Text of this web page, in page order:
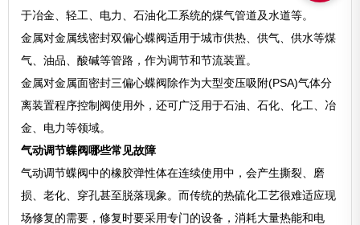
于冶金、轻工、电力、石油化工系统的煤气管道及水道等。
金属对金属线密封双偏心蝶阀适用于城市供热、供气、供水等煤
气、油品、酸碱等管路，作为调节和节流装置。
金属对金属面密封三偏心蝶阀除作为大型变压吸附(PSA)气体分
离装置程序控制阀使用外，还可广泛用于石油、石化、化工、冶
金、电力等领域。
气动调节蝶阀哪些常见故障
气动调节蝶阀中的橡胶弹性体在连续使用中，会产生撕裂、磨
损、老化、穿孔甚至脱落现象。而传统的热硫化工艺很难适应现
场修复的需要，修复时要采用专门的设备，消耗大量热能和电